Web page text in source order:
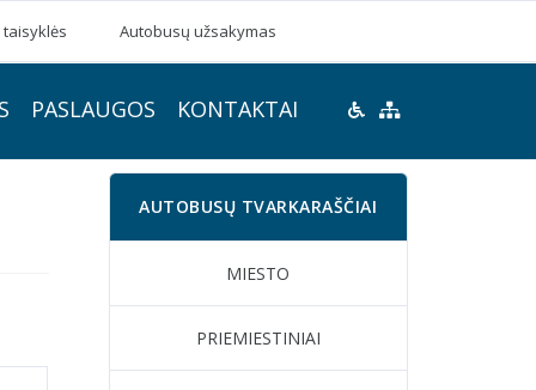
Autobusų užsakymas
PASLAUGOS KONTAKTAI
AUTOBUSŲ TVARKARAŠČIAI
MIESTO
PRIEMIESTINIAI